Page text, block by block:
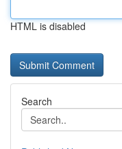
HTML is disabled
Search